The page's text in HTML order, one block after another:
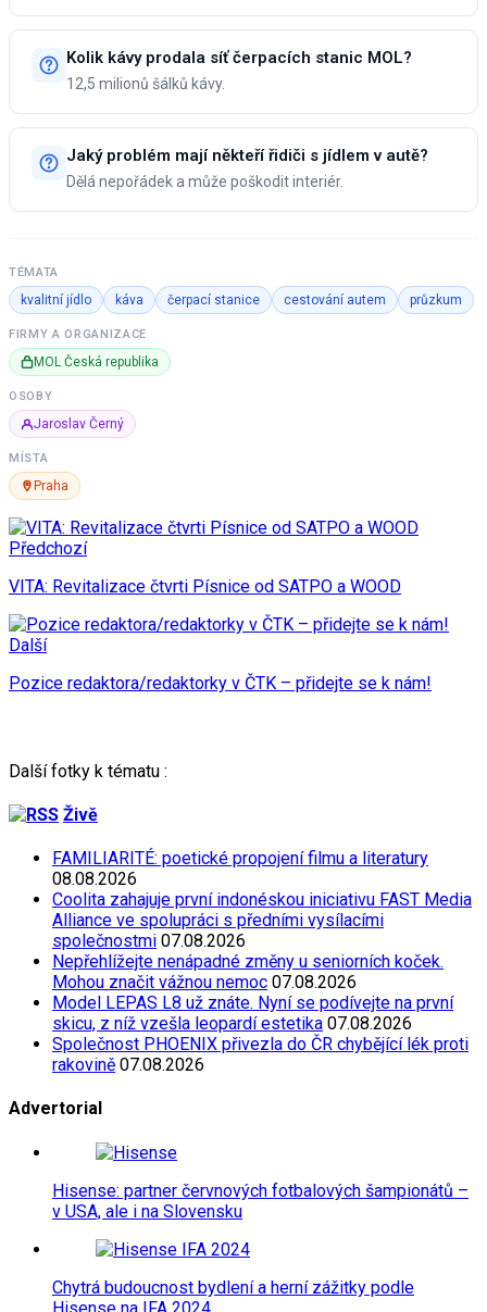
Kolik kávy prodala síť čerpacích stanic MOL?
12,5 milionů šálků kávy.
Jaký problém mají někteří řidiči s jídlem v autě?
Dělá nepořádek a může poškodit interiér.
TÉMATA
kvalitní jídlo káva čerpací stanice cestování autem průzkum
FIRMY A ORGANIZACE
MOL Česká republika
OSOBY
Jaroslav Černý
MÍSTA
Praha
Předchozí
VITA: Revitalizace čtvrti Písnice od SATPO a WOOD
Další
Pozice redaktora/redaktorky v ČTK – přidejte se k nám!
Další fotky k tématu :
Živě
FAMILIARITÉ: poetické propojení filmu a literatury
08.08.2026
Coolita zahajuje první indonéskou iniciativu FAST Media
Alliance ve spolupráci s předními vysílacími
společnostmi 07.08.2026
Nepřehlížejte nenápadné změny u seniorních koček.
Mohou značit vážnou nemoc 07.08.2026
Model LEPAS L8 už znáte. Nyní se podívejte na první
skicu, z níž vzešla leopardí estetika 07.08.2026
Společnost PHOENIX přivezla do ČR chybějící lék proti
rakovině 07.08.2026
Advertorial
Hisense: partner červnových fotbalových šampionátů –
v USA, ale i na Slovensku
Chytrá budoucnost bydlení a herní zážitky podle
Hisense na IFA 2024